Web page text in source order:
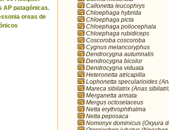
AP patagónicas.
oreas de
Callonetta leucophrys
Chloephaga hybrida
Chloephaga picta
Chloephaga poliocephala
Chloephaga rubidiceps
Coscoroba coscoroba
Cygnus melancoryphus
Dendrocygna autumnalis
Dendrocygna bicolor
Dendrocygna viduata
Heteronetta atricapilla
Lophonetta specularioides
Mareca sibilatrix (Anas
Merganetta armata
Mergus octosetaceus
Netta erythrophthalma
Netta peposaca
Nomonyx dominicus (Oxyura